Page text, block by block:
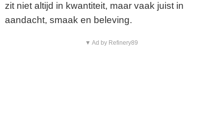
zit niet altijd in kwantiteit, maar vaak juist in
aandacht, smaak en beleving.
▼ Ad by Refinery89